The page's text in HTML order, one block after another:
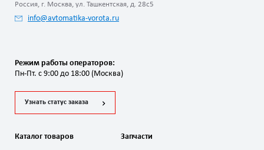
Россия, г. Москва, ул. Ташкентская, д. 28с5
info@avtomatika-vorota.ru
Режим работы операторов:
Пн-Пт. с 9:00 до 18:00 (Москва)
Узнать статус заказа
Каталог товаров Запчасти